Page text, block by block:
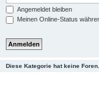
Angemeldet bleiben
Meinen Online-Status
Diese Kategorie hat keine Foren.